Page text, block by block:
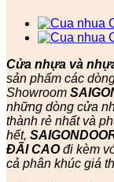
Cửa nhựa và
sản phẩm các
Showroom
những dòng cửa
thành rẻ nhất và
hết,
ĐÃI CAOđi kèm
cả phân khúc giá